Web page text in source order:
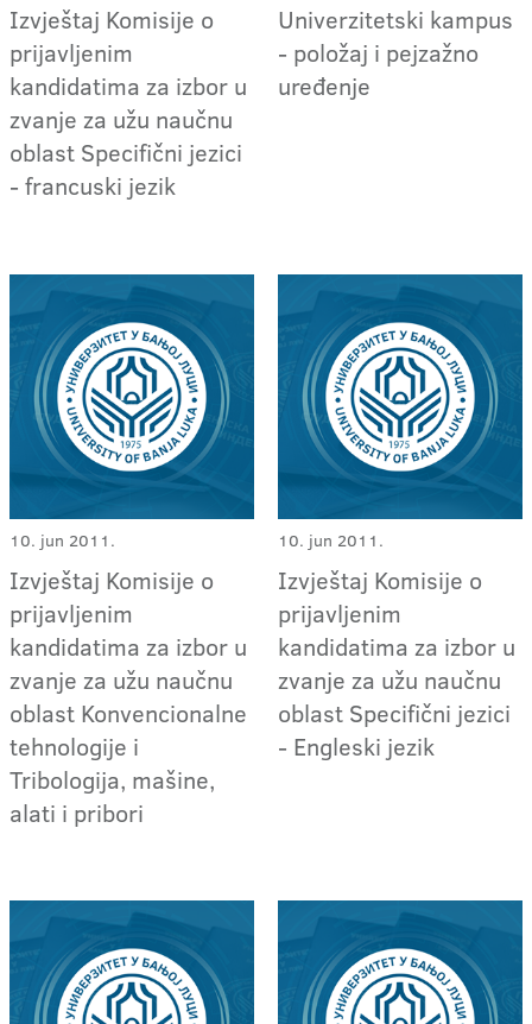
Izvještaj Komisije o
prijavljenim
kandidatima za izbor u
zvanje za užu naučnu
oblast Specifični jezici
- francuski jezik
Univerzitetski kampus
- položaj i pejzažno
uređenje
10. jun 2011.
Izvještaj Komisije o
prijavljenim
kandidatima za izbor u
zvanje za užu naučnu
oblast Konvencionalne
tehnologije i
Tribologija, mašine,
alati i pribori
10. jun 2011.
Izvještaj Komisije o
prijavljenim
kandidatima za izbor u
zvanje za užu naučnu
oblast Specifični jezici
- Engleski jezik